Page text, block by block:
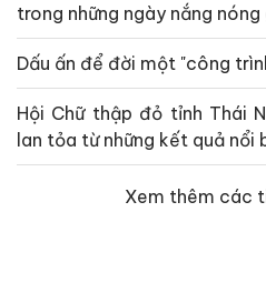
trong những ngày nắng
Dấu ấn để đời một "công
Hội Chữ thập đỏ tỉnh Thái
lan tỏa từ những kết quả
Xem thêm các